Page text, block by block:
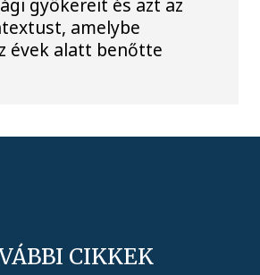
amelybe
évek alatt benőtte
CIKKEK